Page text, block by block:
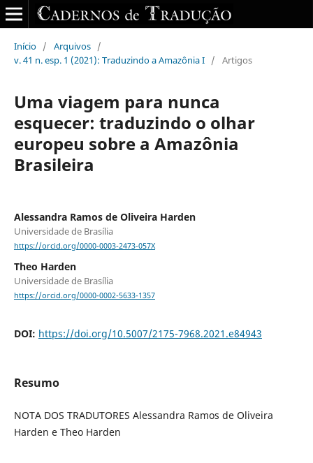
Início / Arquivos /
v. 41 n. esp. 1 (2021): Traduzindo a Amazônia I / Artigos
Uma viagem para nunca
esquecer: traduzindo o olhar
europeu sobre a Amazônia
Brasileira
Alessandra Ramos de Oliveira Harden
Universidade de Brasília
https://orcid.org/0000-0003-2473-057X
Theo Harden
Universidade de Brasília
https://orcid.org/0000-0002-5633-1357
DOI: https://doi.org/10.5007/2175-7968.2021.e84943
Resumo
NOTA DOS TRADUTORES Alessandra Ramos de Oliveira
Harden e Theo Harden